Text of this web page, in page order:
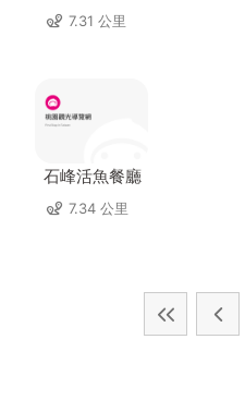
7.31 公里
石峰活魚餐廳
7.34 公里